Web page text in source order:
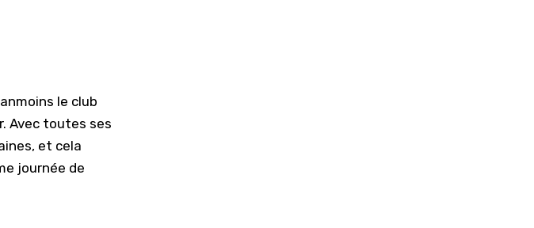
le club
Avec toutes ses
et cela
journée de